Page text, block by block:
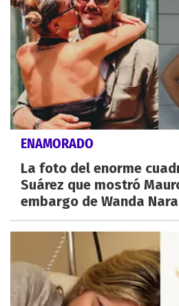
ENAMORADO
La foto del enorme
Suárez que mostró
embargo de Wanda Nara